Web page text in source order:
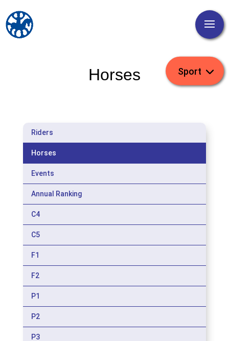
Horses
Riders
Horses
Events
Annual Ranking
C4
C5
F1
F2
P1
P2
P3